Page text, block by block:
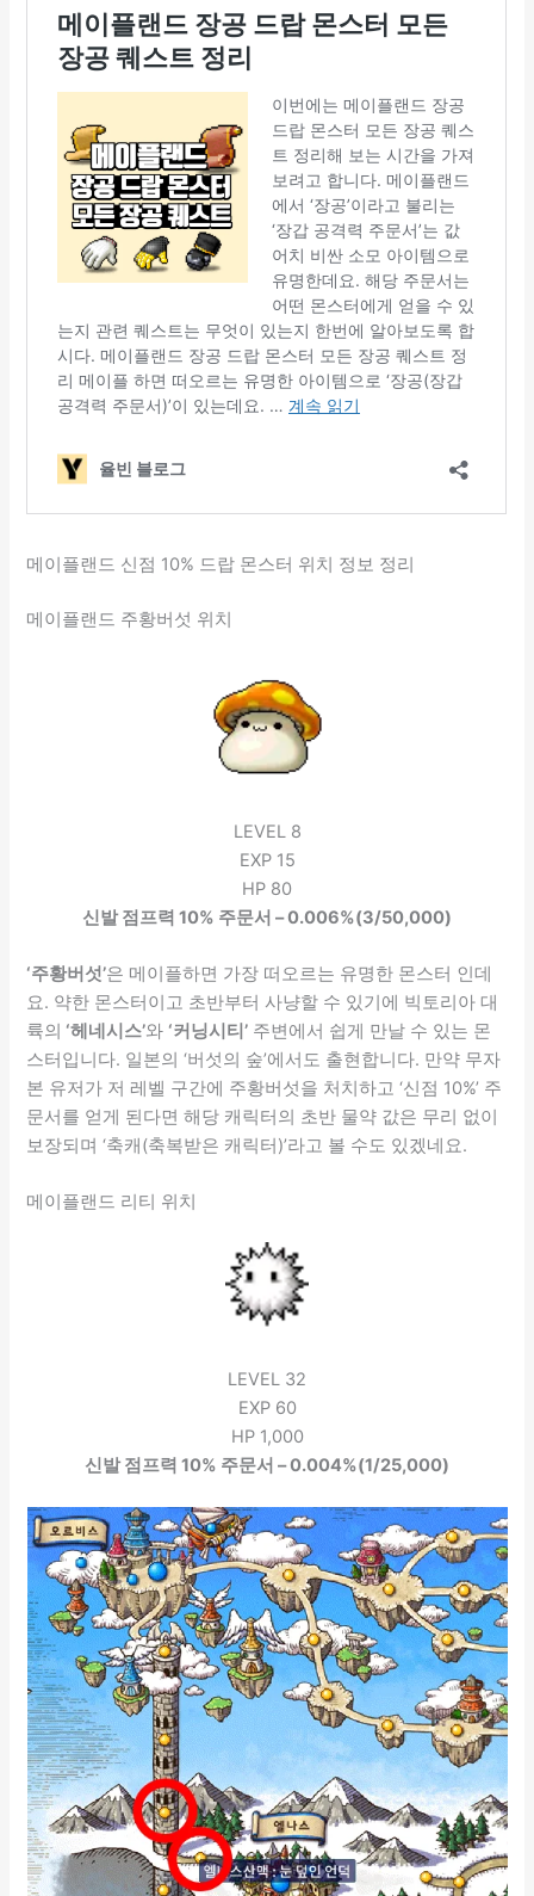
메이플랜드 신점 10% 드랍 몬스터 위치 정보 정리
메이플랜드 주황버섯 위치
LEVEL 8
EXP 15
HP 80
신발 점프력 10% 주문서 – 0.006%(3/50,000)
‘주황버섯’은 메이플하면 가장 떠오르는 유명한 몬스터 인데
요. 약한 몬스터이고 초반부터 사냥할 수 있기에 빅토리아 대
륙의 ‘헤네시스’와 ‘커닝시티’ 주변에서 쉽게 만날 수 있는 몬
스터입니다. 일본의 ‘버섯의 숲’에서도 출현합니다. 만약 무자
본 유저가 저 레벨 구간에 주황버섯을 처치하고 ‘신점 10%’ 주
문서를 얻게 된다면 해당 캐릭터의 초반 물약 값은 무리 없이
보장되며 ‘축캐(축복받은 캐릭터)’라고 볼 수도 있겠네요.
메이플랜드 리티 위치
LEVEL 32
EXP 60
HP 1,000
신발 점프력 10% 주문서 – 0.004%(1/25,000)